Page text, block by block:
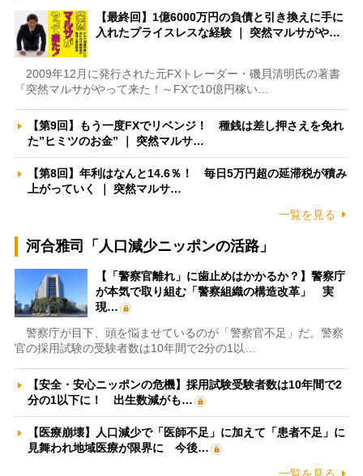
【最終回】1億6000万円の負債と引き換えに手に
入れたプライスレスな経験 ｜ 突然マルサがや…
2009年12月に発行された元FXトレーダー・磯貝清明氏の著書
『突然マルサがやって来た！～FXで10億円稼い…
【第9回】もう一度FXでリベンジ！ 種銭は差し押さえを免れ
た”ヒミツのお金” ｜ 突然マルサ…
【第8回】年利はなんと14.6％！ 毎日5万円超の延滞税が積み
上がっていく ｜ 突然マルサ…
一覧を見る
河合雅司「人口減少ニッポンの活路」
【「警察官離れ」に歯止めはかかるか？】警察庁
が本気で取り組む「警察組織の構造改革」 実
現…
警察庁が目下、頭を悩ませているのが「警察官不足」だ。警察
官の採用試験の受験者数は10年間で2分の1以…
【安全・安心ニッポンの危機】採用試験受験者数は10年間で2
分の1以下に！ 出生数減がも…
【医療崩壊】人口減少で「医師不足」に加えて「患者不足」に
見舞われ地域医療が限界に 今後…